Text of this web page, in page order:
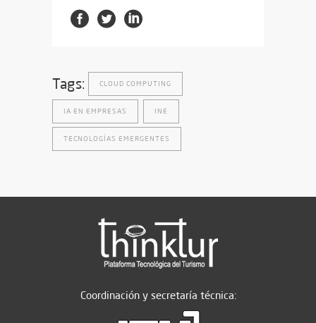
Tags: CLOUD COMPUTING
IA EN EMPRESAS INE
TECNOLOGÍAS EMERGENTES
Coordinación y secretaría técnica: